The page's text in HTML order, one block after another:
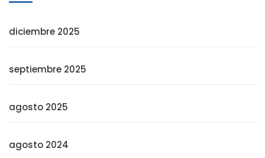
diciembre 2025
septiembre 2025
agosto 2025
agosto 2024